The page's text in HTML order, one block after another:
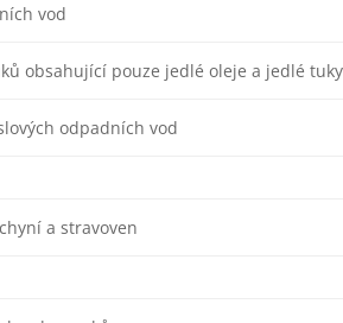
vod
obsahující pouze jedlé oleje a jedlé tuky
odpadních vod
a stravoven